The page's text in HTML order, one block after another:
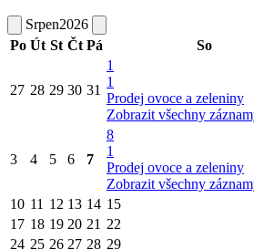
Srpen2026
Po Út St Čt Pá So
27 28 29 30 31
1
1
Prodej ovoce a zeleniny
Zobrazit všechny
3 4 5 6 7
8
1
Prodej ovoce a zeleniny
Zobrazit všechny
10 11 12 13 14 15
17 18 19 20 21 22
24 25 26 27 28 29